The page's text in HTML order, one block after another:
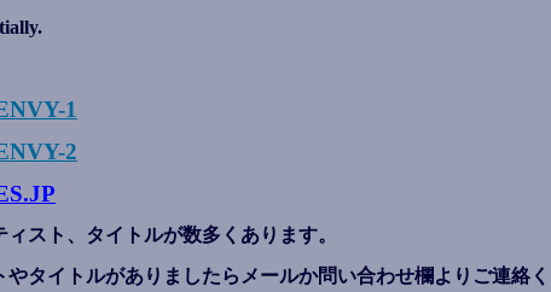
1
2
スト、タイトルが数多くあります。
やタイトルがありましたらメールか問い合わせ欄よりご連絡